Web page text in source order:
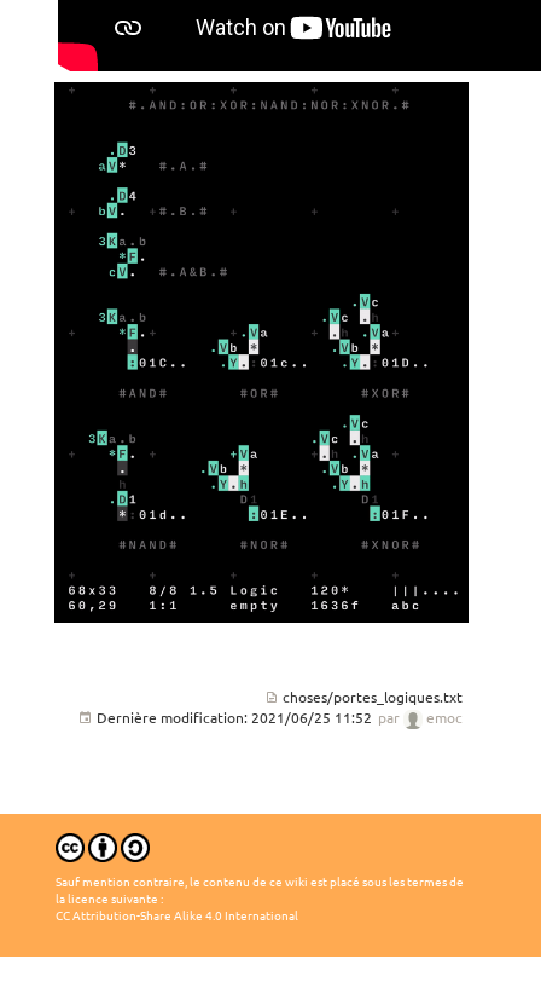
choses/portes_logiques.txt
Dernière modification: 2021/06/25 11:52 par emoc
Sauf mention contraire, le contenu de ce wiki est placé sous les termes de
la licence suivante :
CC Attribution-Share Alike 4.0 International